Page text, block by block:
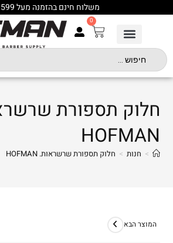
משלוח חינם בהזמנה מעל 599 ש"ח
0
חלוק תספורת
HOFMAN
> חנות > חלוק תספורת שרשראות. HOFMAN
המוצר הבא